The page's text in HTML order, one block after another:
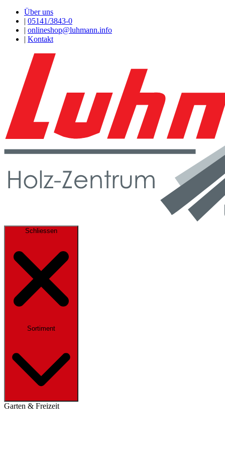
Über uns
| 05141/3843-0
| onlineshop@luhmann.info
| Kontakt
Schliessen
Sortiment
Garten & Freizeit